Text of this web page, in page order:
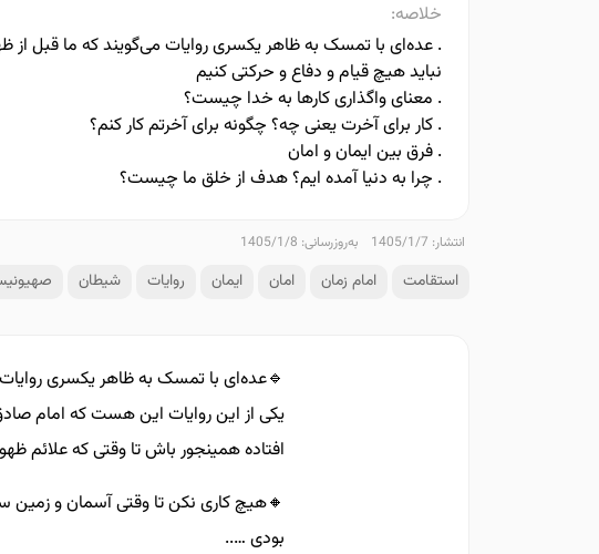
خلاصه:
. عده‌ای با تمسک به ظاهر یکسری روایات می‌گویند که ما قبل
نباید هیچ قیام و دفاع و حرکتی کنیم
. معنای واگذاری کارها به خدا چیست؟
. کار برای آخرت یعنی چه؟ چگونه برای آخرتم کار کنم؟
. فرق بین ایمان و امان
. چرا به دنیا آمده ایم؟ هدف از خلق ما چیست؟
انتشار: 1405/1/7 به‌روزرسانی: 1405/1/8
استقامت امام زمان امان ایمان روایات شیطان
🔹عده‌ای با تمسک به ظاهر یکسری
یکی از این روایات این هست که امام
افتاده همینجور باش تا وقتی که علائم
🔸️هیچ کاری نکن تا وقتی آسمان و
بودی …..